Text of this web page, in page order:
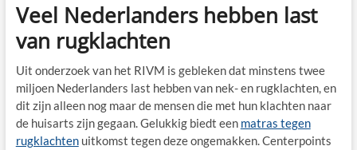
Veel Nederlanders hebben last
van rugklachten
Uit onderzoek van het RIVM is gebleken dat minstens twee
miljoen Nederlanders last hebben van nek- en rugklachten, en
dit zijn alleen nog maar de mensen die met hun klachten naar
de huisarts zijn gegaan. Gelukkig biedt een matras tegen
rugklachtenuitkomst tegen deze ongemakken. Centerpoints